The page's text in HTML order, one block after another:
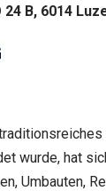
B, 6014
wurde, hat
Umbauten,